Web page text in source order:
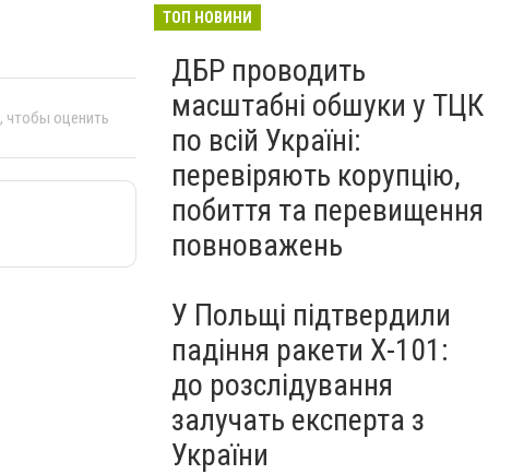
, чтобы оценить
війська: у CENTCOM
всіх ракет
ТОП НОВИНИ
ДБР проводить
масштабні обшуки у ТЦК
по всій Україні:
перевіряють корупцію,
побиття та перевищення
повноважень
У Польщі підтвердили
падіння ракети Х-101:
до розслідування
залучать експерта з
України